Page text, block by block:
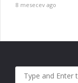
8 mesecev ago